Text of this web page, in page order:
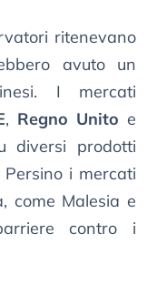
ritenevano
avuto un
I mercati
, Regno Unito e
diversi prodotti
Persino i mercati
come Malesia e
contro i